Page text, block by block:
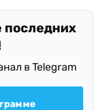
последних
в Telegram